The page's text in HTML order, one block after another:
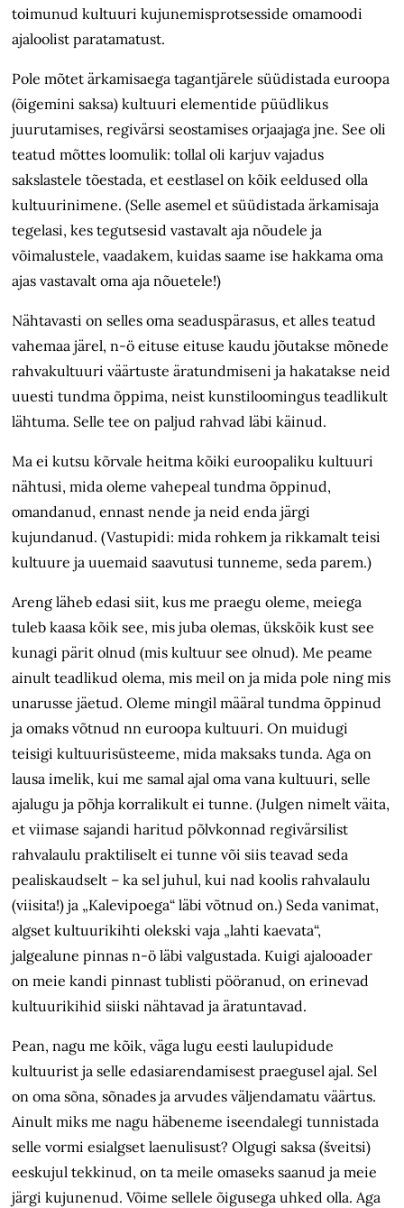
toimunud kultuuri kujunemisprotsesside omamoodi
ajaloolist paratamatust.
Pole mõtet ärkamisaega tagantjärele süüdistada euroopa
(õigemini saksa) kultuuri elementide püüdlikus
juurutamises, regivärsi seostamises orjaajaga jne. See oli
teatud mõttes loomulik: tollal oli karjuv vajadus
sakslastele tõestada, et eestlasel on kõik eeldused olla
kultuur­inimene. (Selle asemel et süüdistada ärkamisaja
tegelasi, kes tegutsesid vastavalt aja nõudele ja
võimalustele, vaadakem, kuidas saame ise hakkama oma
ajas vastavalt oma aja nõuetele!)
Nähtavasti on selles oma seadus­pärasus, et alles teatud
vahemaa järel, n-ö eituse eituse kaudu jõutakse mõnede
rahvakultuuri väärtuste äratundmiseni ja hakatakse neid
uuesti tundma õppima, neist kunstiloomingus teadlikult
lähtuma. Selle tee on paljud rahvad läbi käinud.
Ma ei kutsu kõrvale heitma kõiki euroopaliku kultuuri
nähtusi, mida oleme vahepeal tundma õppinud,
omandanud, ennast nende ja neid enda järgi
kujundanud. (Vastupidi: mida rohkem ja rikkamalt teisi
kultuure ja uuemaid saavutusi tunneme, seda parem.)
Areng läheb edasi siit, kus me praegu oleme, meiega
tuleb kaasa kõik see, mis juba olemas, ükskõik kust see
kunagi pärit olnud (mis kultuur see olnud). Me peame
ainult teadlikud olema, mis meil on ja mida pole ning mis
unarusse jäetud. Oleme mingil määral tundma õppinud
ja omaks võtnud nn euroopa kultuuri. On muidugi
teisigi kultuurisüsteeme, mida maksaks tunda. Aga on
lausa imelik, kui me samal ajal oma vana kultuuri, selle
ajalugu ja põhja korralikult ei tunne. (Julgen nimelt väita,
et viimase sajandi haritud põlvkonnad regivärsilist
rahvalaulu praktiliselt ei tunne või siis teavad seda
pealiskaudselt – ka sel juhul, kui nad koolis rahvalaulu
(viisita!) ja „Kalevipoega“ läbi võtnud on.) Seda vanimat,
algset kultuurikihti olekski vaja „lahti kaevata“,
jalgealune pinnas n-ö läbi valgustada. Kuigi ajalooader
on meie kandi pinnast tublisti pööranud, on erinevad
kultuurikihid siiski nähtavad ja äratuntavad.
Pean, nagu me kõik, väga lugu eesti laulupidude
kultuurist ja selle edasiarendamisest praegusel ajal. Sel
on oma sõna, sõnades ja arvudes väljendamatu väärtus.
Ainult miks me nagu häbeneme iseendalegi tunnistada
selle vormi esialgset laenulisust? Olgugi saksa (šveitsi)
eeskujul tekkinud, on ta meile omaseks saanud ja meie
järgi kujunenud. Võime sellele õigusega uhked olla. Aga